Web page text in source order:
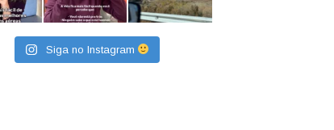
Siga no Instagram